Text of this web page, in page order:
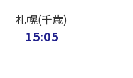
札幌(千歳)
15:05